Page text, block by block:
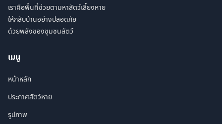
เราคือพื้นที่ช่วยตามหาสัตว์เลี้ยงหาย
ให้กลับบ้านอย่างปลอดภัย
ด้วยพลังของชุมชนสัตว์
เมนู
หน้าหลัก
ประกาศสัตว์หาย
รูปภาพ